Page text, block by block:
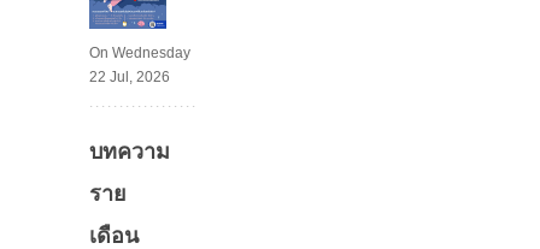
On Wednesday
22 Jul, 2026
บทความ
ราย
เดือน